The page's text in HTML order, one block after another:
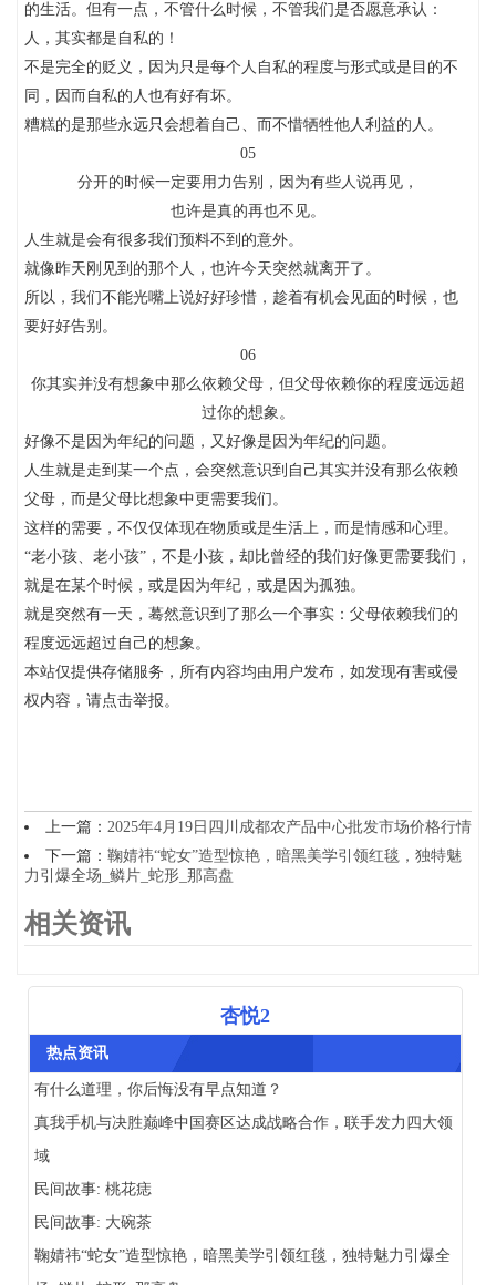
的生活。但有一点，不管什么时候，不管我们是否愿意承认：
人，其实都是自私的！
不是完全的贬义，因为只是每个人自私的程度与形式或是目的不
同，因而自私的人也有好有坏。
糟糕的是那些永远只会想着自己、而不惜牺牲他人利益的人。
05
分开的时候一定要用力告别，因为有些人说再见，
也许是真的再也不见。
人生就是会有很多我们预料不到的意外。
就像昨天刚见到的那个人，也许今天突然就离开了。
所以，我们不能光嘴上说好好珍惜，趁着有机会见面的时候，也
要好好告别。
06
你其实并没有想象中那么依赖父母，但父母依赖你的程度远远超
过你的想象。
好像不是因为年纪的问题，又好像是因为年纪的问题。
人生就是走到某一个点，会突然意识到自己其实并没有那么依赖
父母，而是父母比想象中更需要我们。
这样的需要，不仅仅体现在物质或是生活上，而是情感和心理。
“老小孩、老小孩”，不是小孩，却比曾经的我们好像更需要我们，
就是在某个时候，或是因为年纪，或是因为孤独。
就是突然有一天，蓦然意识到了那么一个事实：父母依赖我们的
程度远远超过自己的想象。
本站仅提供存储服务，所有内容均由用户发布，如发现有害或侵
权内容，请点击举报。
上一篇： 2025年4月19日四川成都农产品中心批发市场价格行情
下一篇： 鞠婧祎“蛇女”造型惊艳，暗黑美学引领红毯，独特魅
力引爆全场_鳞片_蛇形_那高盘
相关资讯
杏悦2
热点资讯
有什么道理，你后悔没有早点知道？
真我手机与决胜巅峰中国赛区达成战略合作，联手发力四大领
域
民间故事: 桃花痣
民间故事: 大碗茶
鞠婧祎“蛇女”造型惊艳，暗黑美学引领红毯，独特魅力引爆全